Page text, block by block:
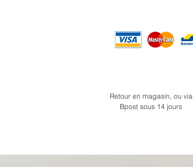
Retour en magasin, ou via
Bpost sous 14 jours